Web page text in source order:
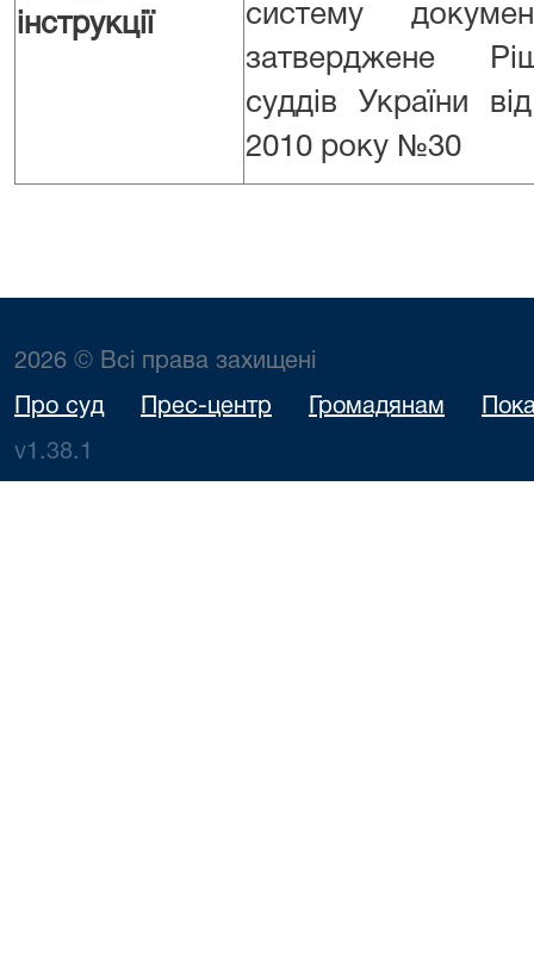
інструкції
систему
затверджене
суддів України
2010 року №30
2026 © Всі права захищені
Про суд Прес-центр Громадянам
v1.38.1